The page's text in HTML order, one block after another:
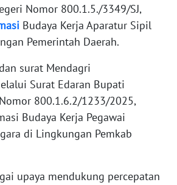
Nomor 800.1.5./3349/SJ,
Budaya Kerja Aparatur Sipil
Pemerintah Daerah.
surat Mendagri
Surat Edaran Bupati
800.1.6.2/1233/2025,
Budaya Kerja Pegawai
di Lingkungan Pemkab
upaya mendukung percepatan